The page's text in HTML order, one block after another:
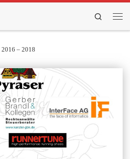
Search
2016 – 2018